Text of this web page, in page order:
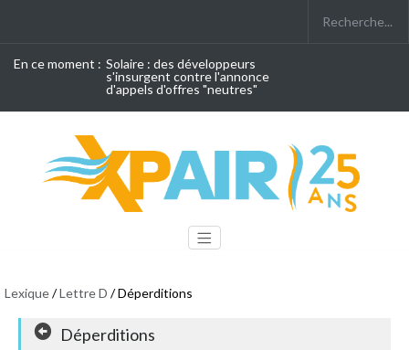
En ce moment : Solaire : des développeurs
s'insurgent contre l'annonce
d'appels d'offres "neutres"
Lexique/Lettre D / Déperditions
Déperditions